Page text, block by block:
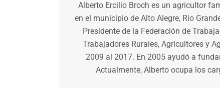
Alberto Ercilio Broch es un agricultor
en el municipio de Alto Alegre, Rio
Presidente de la Federación de
Trabajadores Rurales, Agricultores y
2009 al 2017. En 2005 ayudó a
Actualmente, Alberto ocupa los